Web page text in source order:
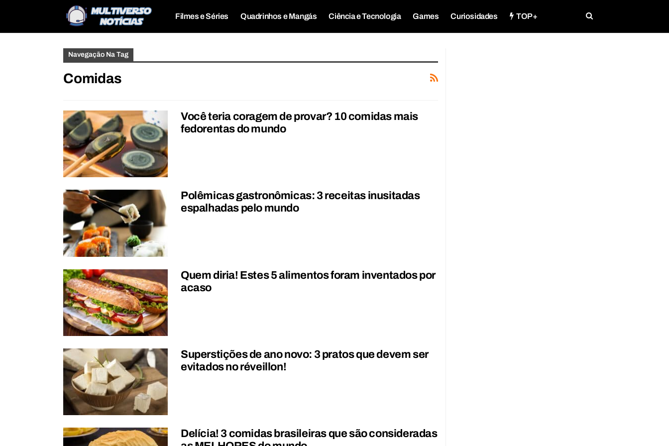
Filmes e Séries Quadrinhos e Mangás Ciência e Tecnologia Games Curiosidades TOP+
Navegação Na Tag
Comidas
Você teria coragem de provar? 10 comidas mais
fedorentas do mundo
Polêmicas gastronômicas: 3 receitas inusitadas
espalhadas pelo mundo
Quem diria! Estes 5 alimentos foram inventados por
acaso
Superstições de ano novo: 3 pratos que devem ser
evitados no réveillon!
Delícia! 3 comidas brasileiras que são consideradas